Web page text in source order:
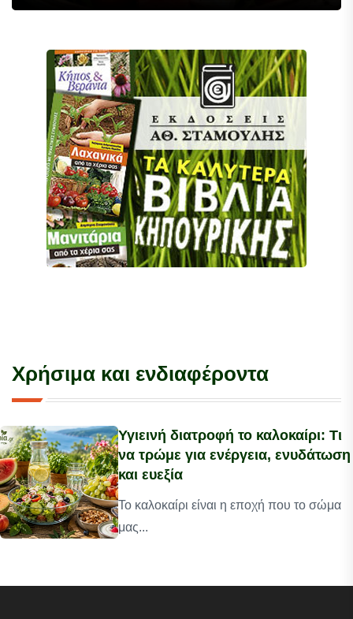
Χρήσιμα και ενδιαφέροντα
Υγιεινή διατροφή το καλοκαίρι: Τι
να τρώμε για ενέργεια, ενυδάτωση
και ευεξία
Το καλοκαίρι είναι η εποχή που το σώμα
μας...